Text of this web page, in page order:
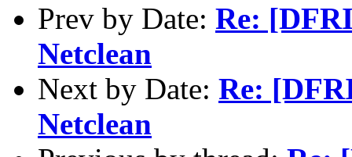
Prev by Date: Re:
Netclean
Next by Date: Re:
Netclean